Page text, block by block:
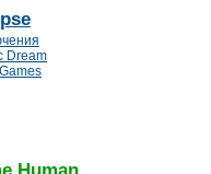
Dream